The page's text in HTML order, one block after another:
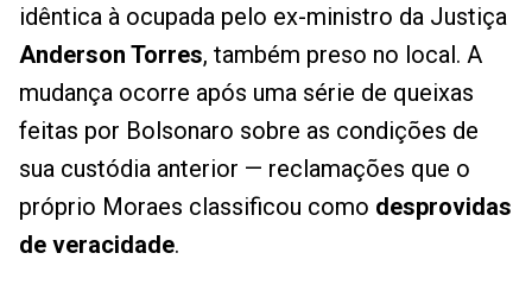
idêntica à ocupada pelo ex-ministro da Justiça
Anderson Torres, também preso no local. A
mudança ocorre após uma série de queixas
feitas por Bolsonaro sobre as condições de
sua custódia anterior — reclamações que o
próprio Moraes classificou como desprovidas
de veracidade.